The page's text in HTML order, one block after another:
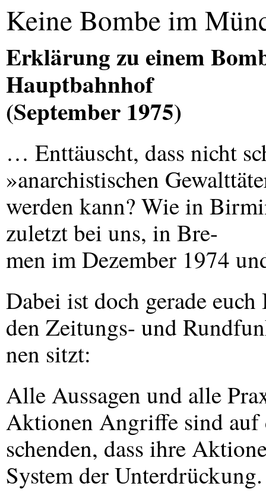
Keine Bombe im
Erklärung zu einem
Hauptbahnhof
(September 1975)
… Enttäuscht, dass nicht
»anarchistischen
werden kann? Wie in
zuletzt bei uns, in Bre-
men im Dezember 1974
Dabei ist doch gerade
den Zeitungs- und
nen sitzt:
Alle Aussagen und alle
Aktionen Angriffe sind auf
schenden, dass ihre
System der Unterdrückung.